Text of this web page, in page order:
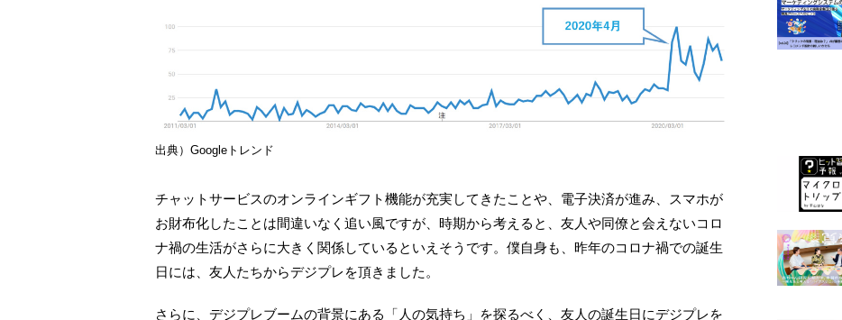
出典）Googleトレンド
チャットサービスのオンラインギフト機能が充実してきたことや、電子決済が進み、スマホが
お財布化したことは間違いなく追い風ですが、時期から考えると、友人や同僚と会えないコロ
ナ禍の生活がさらに大きく関係しているといえそうです。僕自身も、昨年のコロナ禍での誕生
日には、友人たちからデジプレを頂きました。
さらに、デジプレブームの背景にある「人の気持ち」を探るべく、友人の誕生日にデジプレを